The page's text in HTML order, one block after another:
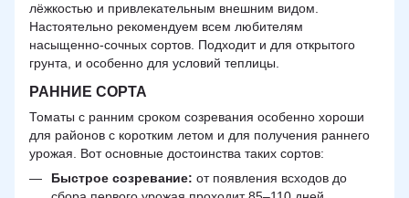
лёжкостью и привлекательным внешним видом.
Настоятельно рекомендуем всем любителям
насыщенно-сочных сортов. Подходит и для открытого
грунта, и особенно для условий теплицы.
РАННИЕ СОРТА
Томаты с ранним сроком созревания особенно хороши
для районов с коротким летом и для получения раннего
урожая. Вот основные достоинства таких сортов:
Быстрое созревание: от появления всходов до